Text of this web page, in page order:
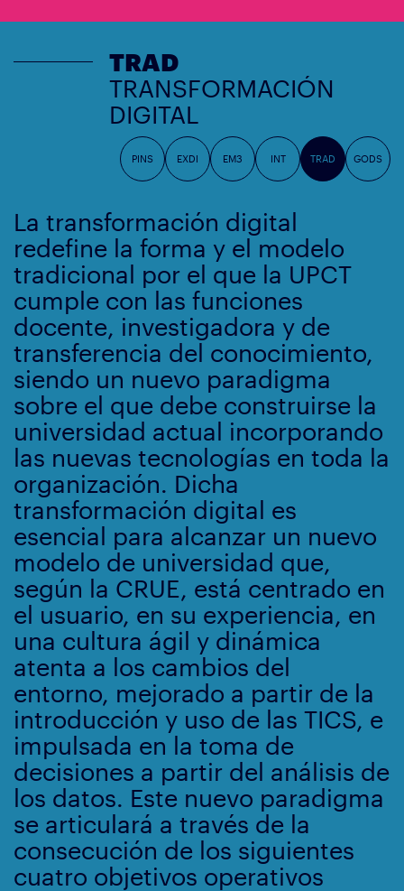
TRAD
TRANSFORMACIÓN
DIGITAL
PINS EXDI EM3 INT TRAD GODS
La transformación digital
redefine la forma y el modelo
tradicional por el que la UPCT
cumple con las funciones
docente, investigadora y de
transferencia del conocimiento,
siendo un nuevo paradigma
sobre el que debe construirse la
universidad actual incorporando
las nuevas tecnologías en toda la
organización. Dicha
transformación digital es
esencial para alcanzar un nuevo
modelo de universidad que,
según la CRUE, está centrado en
el usuario, en su experiencia, en
una cultura ágil y dinámica
atenta a los cambios del
entorno, mejorado a partir de la
introducción y uso de las TICS, e
impulsada en la toma de
decisiones a partir del análisis de
los datos. Este nuevo paradigma
se articulará a través de la
consecución de los siguientes
cuatro objetivos operativos